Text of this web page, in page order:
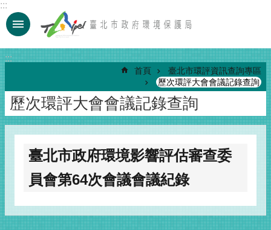
跳到主要內容區塊
:::
:::
首頁
臺北市環評資訊查詢專區
歷次環評大會會議記錄查詢
歷次環評大會會議記錄查詢
臺北市政府環境影響評估審查委
員會第64次會議會議紀錄